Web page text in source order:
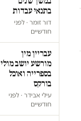
בתנאי עבדות
דור זומר · לפני
חודשיים
עבריין מין
מורשע יושב מולי
בספרייה ואוכל
בורקס
עילי אבידר · לפני
חודשיים